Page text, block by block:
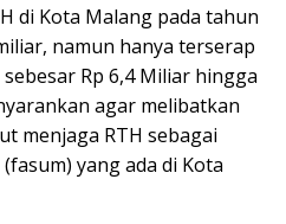
di Kota Malang pada tahun
namun hanya terserap
Rp 6,4 Miliar hingga
agar melibatkan
menjaga RTH sebagai
yang ada di Kota